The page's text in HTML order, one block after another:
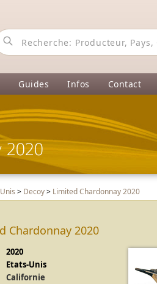
Guides Infos Contact
2020
> Decoy> Limited Chardonnay 2020
Chardonnay 2020
2020
Etats-Unis
Californie